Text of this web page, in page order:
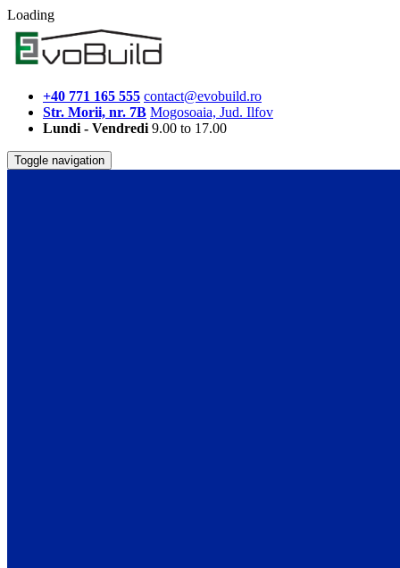
Loading
+40 771 165 555 contact@evobuild.ro
Str. Morii, nr. 7B Mogosoaia, Jud. Ilfov
Lundi - Vendredi 9.00 to 17.00
Toggle navigation